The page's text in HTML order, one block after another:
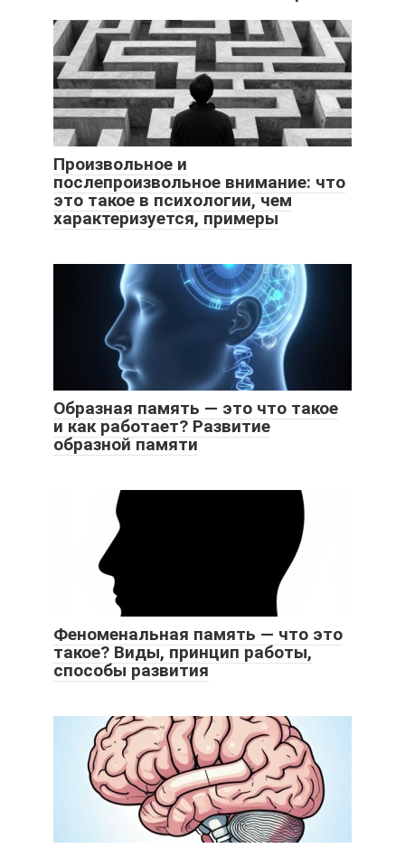
Произвольное и
послепроизвольное внимание: что
это такое в психологии, чем
характеризуется, примеры
Образная память — это что такое
и как работает? Развитие
образной памяти
Феноменальная память — что это
такое? Виды, принцип работы,
способы развития